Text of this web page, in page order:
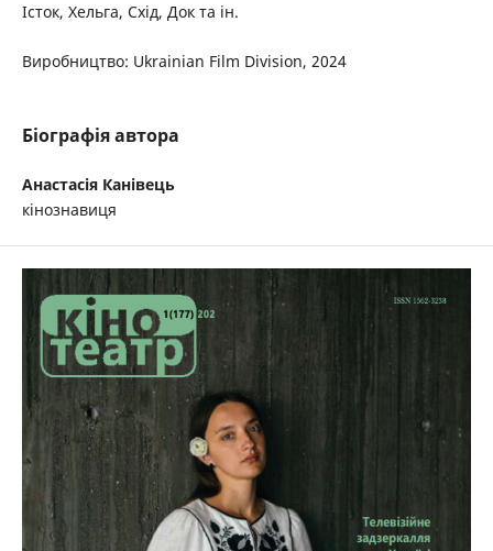
Істок, Хельга, Схід, Док та ін.
Виробництво: Ukrainian Film Division, 2024
Біографія автора
Анастасія Канівець
кінознавиця